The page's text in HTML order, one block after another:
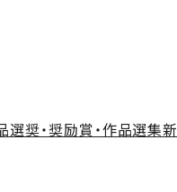
奨・奨励賞・作品選集